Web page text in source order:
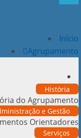
Início
Agrupamento
História
do Agrupamento
e Gestão
Orientadores
Serviços